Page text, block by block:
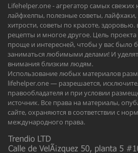
Lifehelper.one - агрегатор самых свежих
лайфхелпы, полезные советы,
хитрости, советы по красоте, здоровью.
рецепты и многое другое. Цель проекта
проще и интересней, чтобы у вас было
заниматься любимыми делами! И
внимания близким людям.
Использование любых материалов
lifehelper.one — разрешается,
правообладателя и при условии
источник. Все права на материалы,
сайте, охраняются в соответствии с
международного права.